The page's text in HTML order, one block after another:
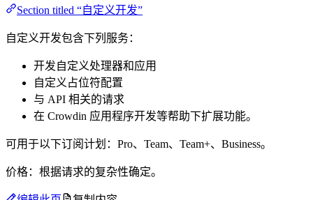
Section titled “自定义开发”
自定义开发包含下列服务：
开发自定义处理器和应用
自定义占位符配置
与 API 相关的请求
在 Crowdin 应用程序开发等帮助下扩展功能。
可用于以下订阅计划：Pro、Team、Team+、Business。
价格：根据请求的复杂性确定。